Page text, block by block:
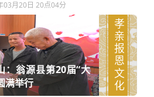
03月20日 20点04分
：翁源县第20届“大
满举行
孝亲报恩文化